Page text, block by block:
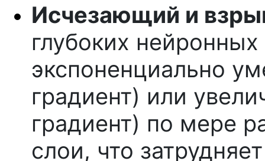
Исчезающий и
глубоких
экспоненциально
градиент) или
градиент) по мере
слои, что